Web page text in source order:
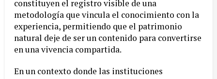
constituyen el registro visible de una
metodología que vincula el conocimiento con la
experiencia, permitiendo que el patrimonio
natural deje de ser un contenido para convertirse
en una vivencia compartida.
En un contexto donde las instituciones